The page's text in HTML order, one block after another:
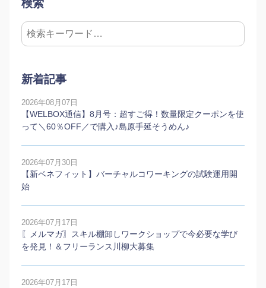
検索
新着記事
2026年08月07日
【WELBOX通信】8月号：超すご得！数量限定クーポンを使
って＼60％OFF／で購入♪島原手延そうめん♪
2026年07月30日
【新ベネフィット】バーチャルコワーキングの試験運用開
始
2026年07月17日
〖メルマガ〗スキル棚卸しワークショップで今必要な学び
を発見！＆フリーランス川柳大募集
2026年07月17日